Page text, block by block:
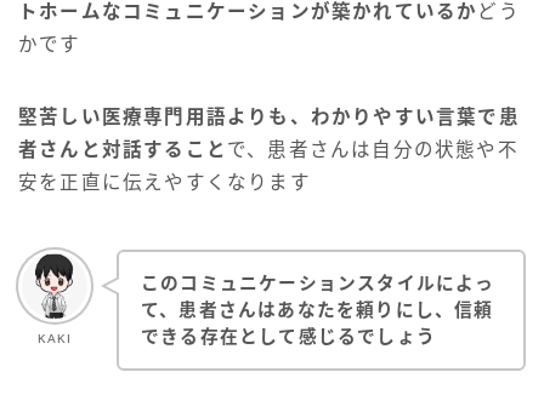
トホームなコミュニケーションが築かれているか どう
かです
堅苦しい医療専門用語よりも、わかりやすい言葉で患
者さんと対話すること で、患者さんは自分の状態や不
安を正直に伝えやすくなります
KAKI
このコミュニケーションスタイルによっ
て、患者さんはあなたを頼りにし、信頼
できる存在として感じるでしょう